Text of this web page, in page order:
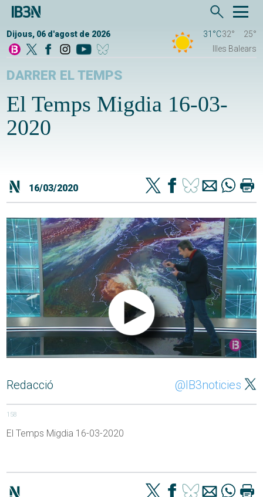
Dijous, 06 d'agost de 2026 31°C32°
25°
Illes Balears
DARRER EL TEMPS
El Temps Migdia 16-03-
2020
16/03/2020
Redacció @IB3noticies
158
El Temps Migdia 16-03-2020